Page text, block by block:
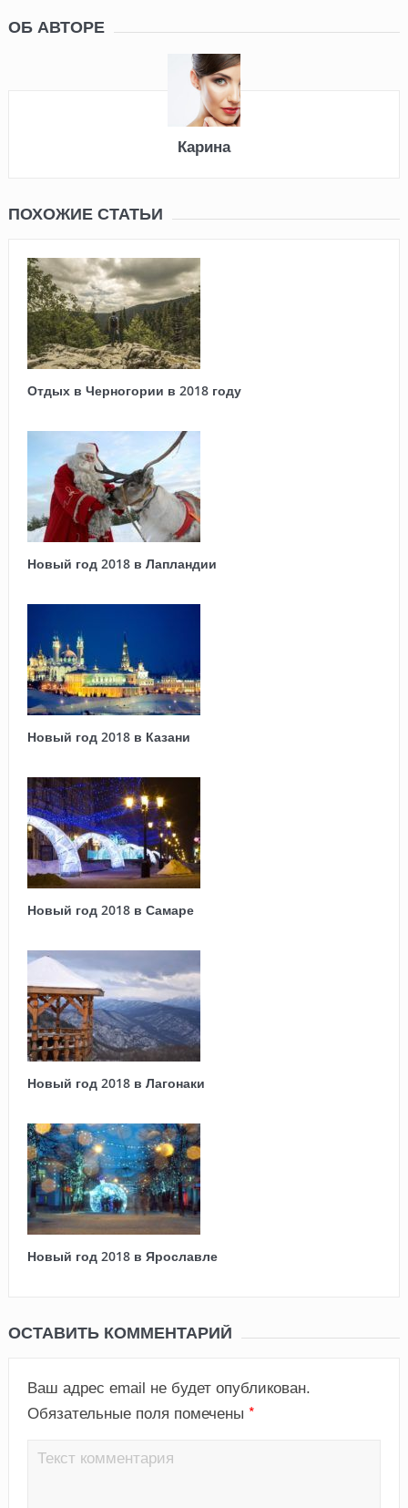
ОБ АВТОРЕ
Карина
ПОХОЖИЕ СТАТЬИ
Отдых в Черногории в 2018 году
Новый год 2018 в Лапландии
Новый год 2018 в Казани
Новый год 2018 в Самаре
Новый год 2018 в Лагонаки
Новый год 2018 в Ярославле
ОСТАВИТЬ КОММЕНТАРИЙ
Ваш адрес email не будет опубликован.
Обязательные поля помечены *